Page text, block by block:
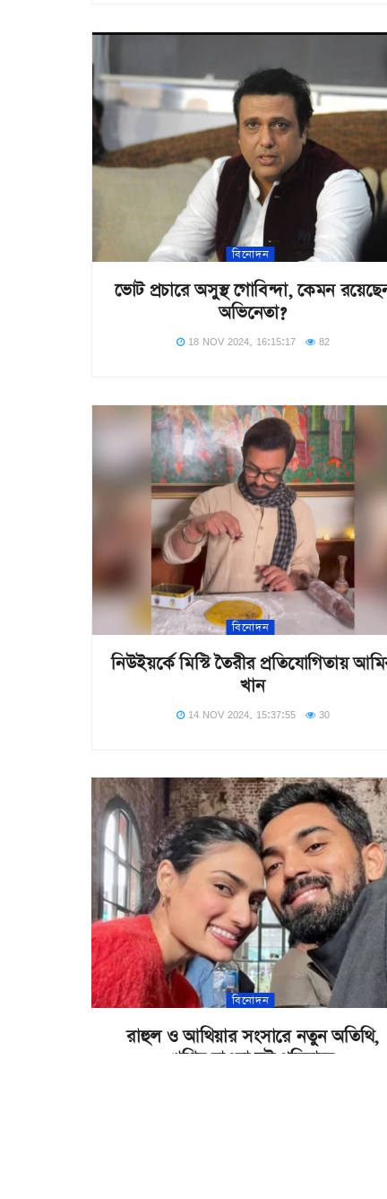
বিনোদন
ভোট প্রচারে অসুস্থ গোবিন্দা, কেমন
অভিনেতা?
18 NOV 2024, 16:15:17 82
বিনোদন
নিউইয়র্কে মিস্টি তৈরীর প্রতিযোগিতায়
খান
14 NOV 2024, 15:37:55 30
বিনোদন
রাহুল ও আথিয়ার সংসারে নতুন অতিথি,
খুশির হাওয়া দুই পরিবারে